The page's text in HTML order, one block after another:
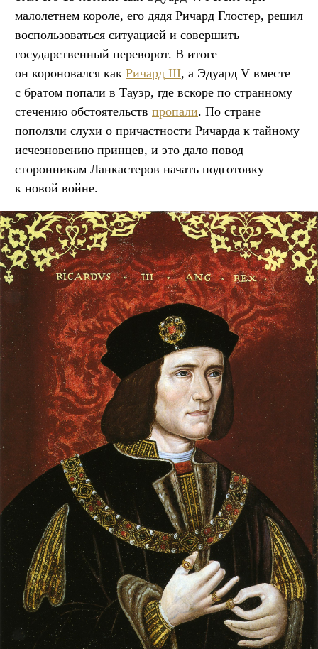
малолетнем короле, его дядя Ричард Глостер, решил
воспользоваться ситуацией и совершить
государственный переворот. В итоге
он короновался как Ричард III, а Эдуард V вместе
с братом попали в Тауэр, где вскоре по странному
стечению обстоятельств пропали. По стране
поползли слухи о причастности Ричарда к тайному
исчезновению принцев, и это дало повод
сторонникам Ланкастеров начать подготовку
к новой войне.